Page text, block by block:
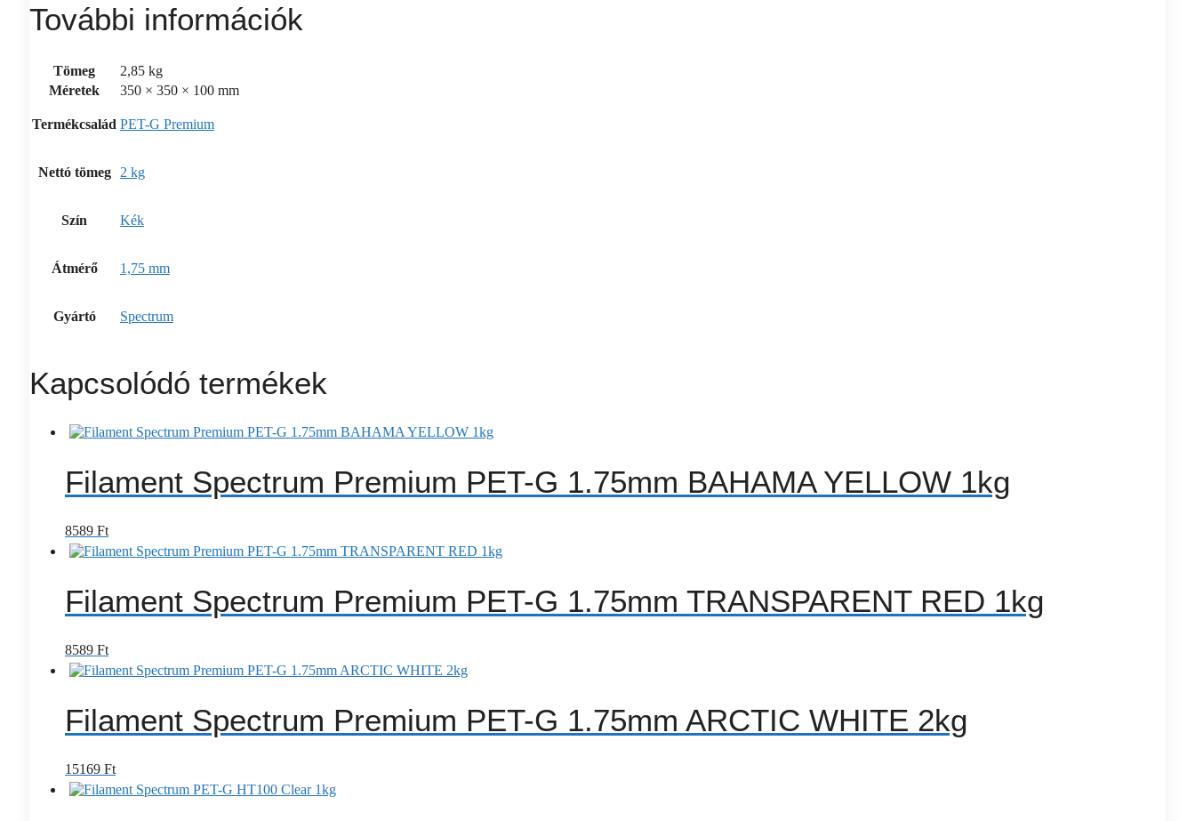
További információk
Tömeg
2,85 kg
Méretek
350 × 350 × 100 mm
Termékcsalád PET-G Premium
Nettó tömeg 2 kg
Szín Kék
Átmérő 1,75 mm
Gyártó Spectrum
Kapcsolódó termékek
Filament Spectrum Premium PET-G 1.75mm BAHAMA YELLOW 1kg
8589 Ft
Filament Spectrum Premium PET-G 1.75mm TRANSPARENT RED 1kg
8589 Ft
Filament Spectrum Premium PET-G 1.75mm ARCTIC WHITE 2kg
15169 Ft